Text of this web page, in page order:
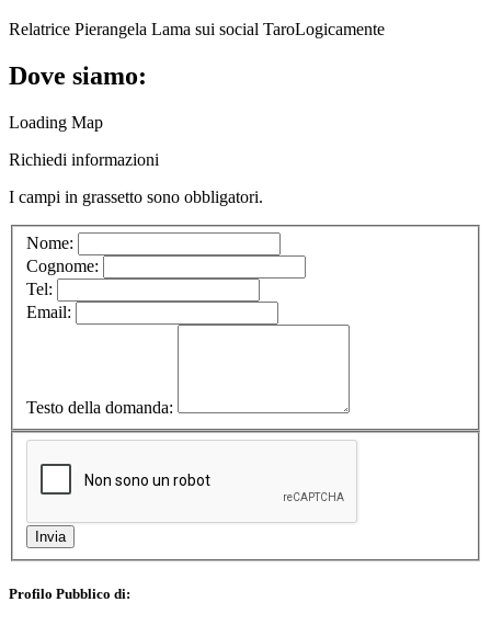
Relatrice Pierangela Lama sui social TaroLogicamente
Dove siamo:
Loading Map
Richiedi informazioni
I campi in grassetto sono obbligatori.
Nome:
Cognome:
Tel:
Email:
Testo della domanda:
Profilo Pubblico di: